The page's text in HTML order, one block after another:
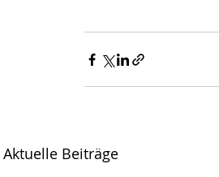
Aktuelle Beiträge